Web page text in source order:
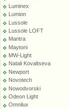
Luminex
Lumion
Lussole
Lussole LOFT
Mantra
Maytoni
MW-Light
Natali Kovaltseva
Newport
Novotech
Nowodvorski
Odeon Light
Omnilux